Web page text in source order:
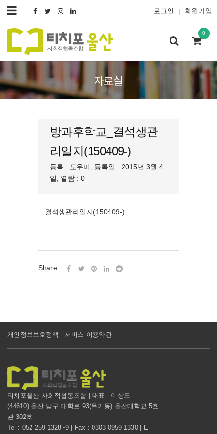
로그인 회원가입
0
자료실
방과후학교_결석생관
리일지(150409-)
등록 : 도우미, 등록일 : 2015년 3월 4
일, 열람 : 0
결석생관리일지(150409-)
Share:
개인정보보호정책 서비스 이용약관
티치포울산 사회적협동조합 | 대표 : 이상도
(44610) 울산 남구 대학로 93(무거동) 울산대학교 5호
관 302호
Tel : 052-259-1328~9 | Fax : 0303-0959-1330 | E-